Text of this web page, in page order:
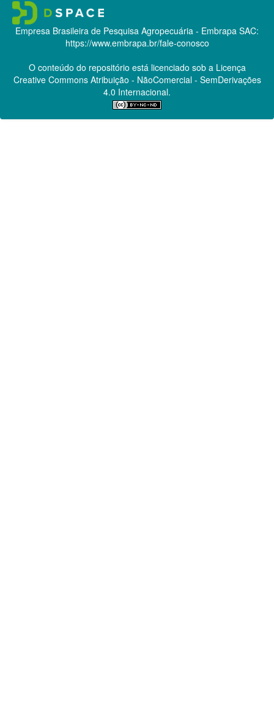
Empresa Brasileira de Pesquisa Agropecuária - Embrapa SAC:
https://www.embrapa.br/fale-conosco
O conteúdo do repositório está licenciado sob a Licença
Creative CommonsAtribuição - NãoComercial - SemDerivações
4.0 Internacional.